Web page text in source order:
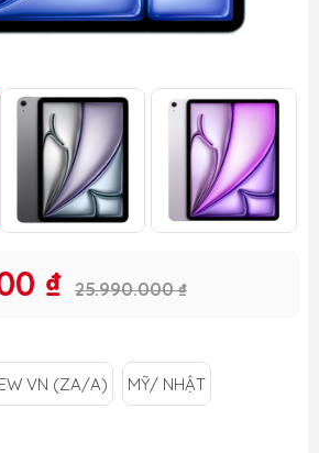
₫ 25.990.000 ₫
VN (ZA/A) MỸ/ NHẬT